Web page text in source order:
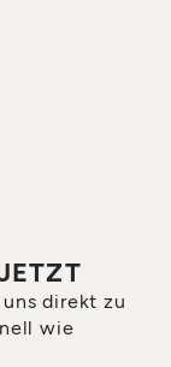
direkt zu
wie